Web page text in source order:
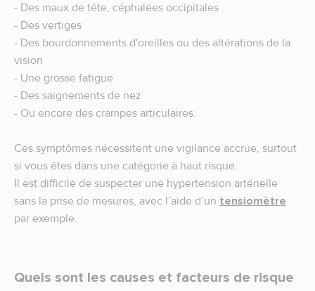
- Des maux de tête, céphalées occipitales
- Des vertiges
- Des bourdonnements d'oreilles ou des altérations de la
vision
- Une grosse fatigue
- Des saignements de nez
- Ou encore des crampes articulaires.
Ces symptômes nécessitent une vigilance accrue, surtout
si vous êtes dans une catégorie à haut risque.
Il est difficile de suspecter une hypertension artérielle
sans la prise de mesures, avec l’aide d’un tensiomètre
par exemple.
Quels sont les causes et facteurs de risque